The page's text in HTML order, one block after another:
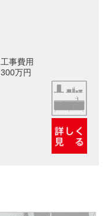
工事費用
300万円